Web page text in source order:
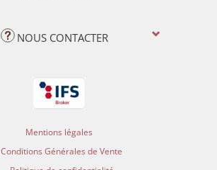
NOUS CONTACTER
Mentions légales
Conditions Générales de Vente